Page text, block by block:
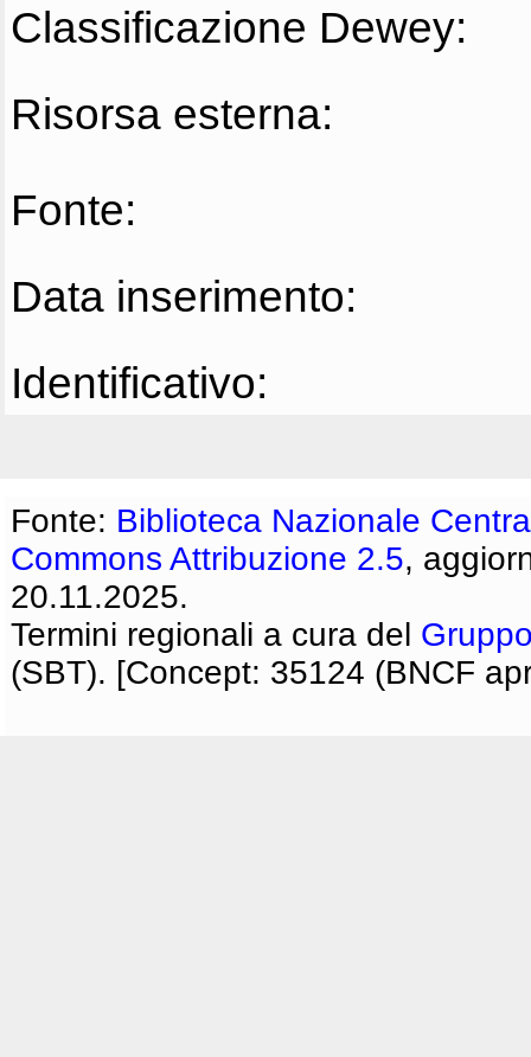
Classificazione Dewey:
Risorsa esterna:
Fonte:
Data inserimento:
Identificativo:
Fonte: Biblioteca Nazionale
Commons Attribuzione 2.5,
20.11.2025.
Termini regionali a cura del
(SBT). [Concept: 35124 (BNCF